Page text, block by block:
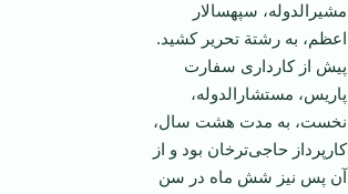
‌مشیرالدوله‌، سپهسالار
اعظم‌، به‌ رشتة‌ تحریر كشید.
پیش‌ از كارداری ‌سفارت‌
پاریس‌، مستشارالدوله‌،
نخست‌، به‌ مدت‌ هشت‌ سال‌،
كارپرداز حاجی‌ترخان‌ بود و از
آن‌ پس‌ نیز شش‌ ماه‌ در سن‌